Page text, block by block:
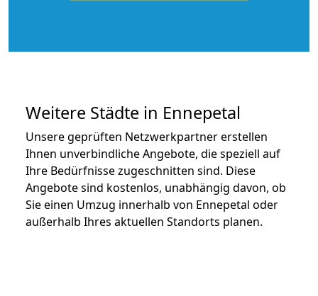
Weitere Städte in Ennepetal
Unsere geprüften Netzwerkpartner erstellen
Ihnen unverbindliche Angebote, die speziell auf
Ihre Bedürfnisse zugeschnitten sind. Diese
Angebote sind kostenlos, unabhängig davon, ob
Sie einen Umzug innerhalb von Ennepetal oder
außerhalb Ihres aktuellen Standorts planen.